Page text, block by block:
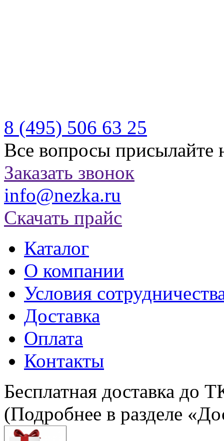
8 (495) 506 63 25
Все вопросы присылайте
Заказать звонок
info@nezka.ru
Скачать прайс
Каталог
О компании
Условия
Доставка
Оплата
Контакты
Бесплатная доставка до
(Подробнее в разделе